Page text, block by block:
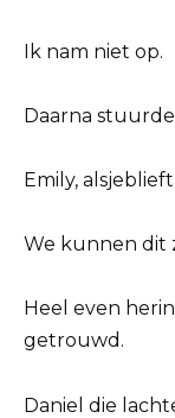
Ik nam niet op.
Daarna
Emily, alsjeblieft.
We kunnen dit
Heel even
getrouwd.
Daniel die